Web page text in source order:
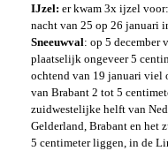
IJzel: er kwam 3x ijzel
nacht van 25 op 26 januari
Sneeuwval: op 5 december
plaatselijk ongeveer 5
ochtend van 19 januari viel
van Brabant 2 tot 5
zuidwestelijke helft van
Gelderland, Brabant en het
5 centimeter liggen, in de